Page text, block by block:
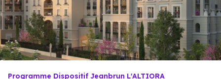
Programme Dispositif Jeanbrun L'ALTIORA